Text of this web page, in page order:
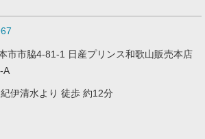
市市脇4-81-1 日産プリンス和歌山販売本店
A
伊清水より 徒歩 約12分